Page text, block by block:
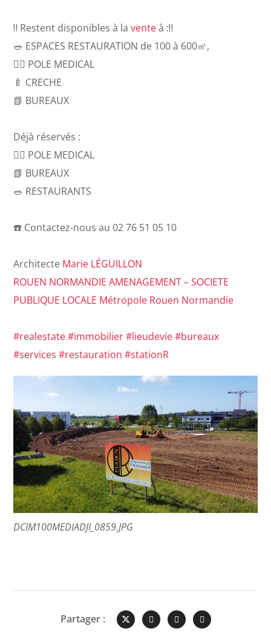
‼️ Restent disponibles à la vente à :‼️
🥗 ESPACES RESTAURATION de 100 à 600㎡,
👩‍⚕️ POLE MEDICAL
🍼 CRECHE
📗 BUREAUX
Déjà réservés :
👩‍⚕️ POLE MEDICAL
📗 BUREAUX
🥗 RESTAURANTS
☎️ Contactez-nous au 02 76 51 05 10
Architecte Marie LÉGUILLON
ROUEN NORMANDIE AMENAGEMENT – SOCIETE
PUBLIQUE LOCALE Métropole Rouen Normandie
#realestate #immobilier #lieudevie #bureaux
#services #restauration #stationR
DCIM100MEDIADJI_0859.JPG
Partager :